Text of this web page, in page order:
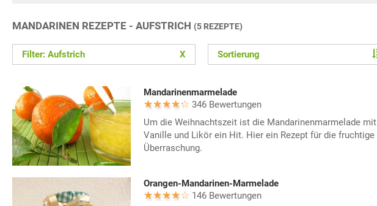
MANDARINEN REZEPTE - AUFSTRICH (5 REZEPTE)
Filter: Aufstrich X Sortierung
Mandarinenmarmelade
346 Bewertungen
Um die Weihnachtszeit ist die Mandarinenmarmelade mit
Vanille und Likör ein Hit. Hier ein Rezept für die fruchtige
Überraschung.
Orangen-Mandarinen-Marmelade
146 Bewertungen